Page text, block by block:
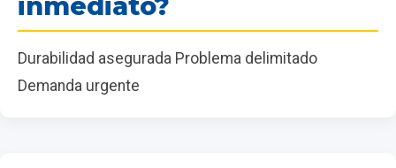
Durabilidad asegurada Problema delimitado
Demanda urgente